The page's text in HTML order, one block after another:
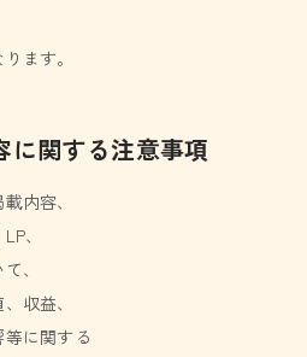
ます。
に関する注意事項
内容、
、
、
収益、
に関する